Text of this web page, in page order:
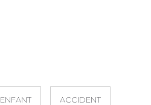
ENFANT ACCIDENT